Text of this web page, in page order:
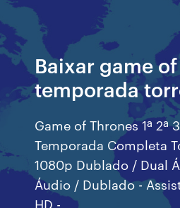
Baixar game
temporada
Game of Thrones 1ª 2ª
Temporada Completa
1080p Dublado / Dual
Áudio / Dublado -
HD -